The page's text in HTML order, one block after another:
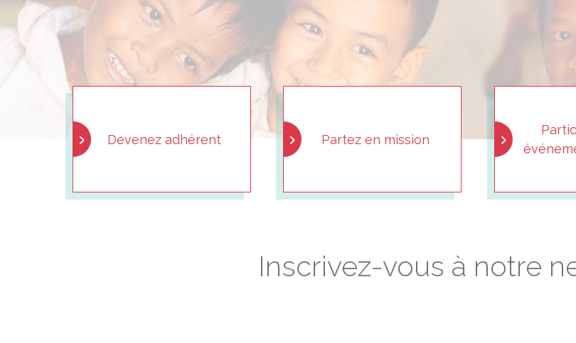
Devenez adhérent Partez en mission
Inscrivez-vous à notre